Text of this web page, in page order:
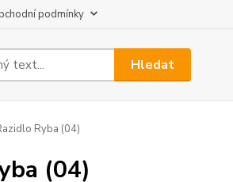
podmínky
Hledat
Ryba (04)
(04)